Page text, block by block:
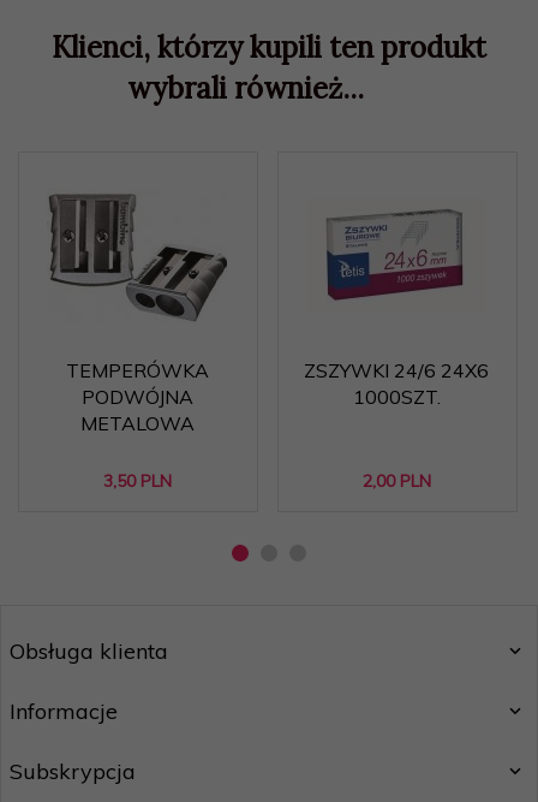
Klienci, którzy kupili ten produkt
wybrali również...
TEMPERÓWKA
PODWÓJNA
METALOWA
3,50 PLN
ZSZYWKI 24/6 24X6
1000SZT.
2,00 PLN
Obsługa klienta
Informacje
Subskrypcja